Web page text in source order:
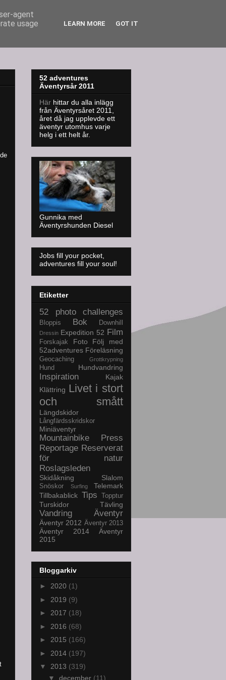
52 adventures
Äventyrsår 2011
Här hittar du alla inlägg
från Äventyrsåret 2011,
året då jag upplevde ett
äventyr utomhus varje
helg i ett helt år.
Gunnika med
Äventyrshunden Diesel
Jobs fill your pocket,
adventures fill your soul!
Etiketter
52 photo challenges
Bloppis Bok Downhill
Dressin Expedition 52 Film
Forskajak Foto
Följ med
52adventures Föreläsning
Geocaching Grottkrypning
Hund Hundvandring
Inspiration
Kajak
Klättring Livet i stort
och smått
Längdskidor
Långfärdsskridskor
Miniäventyr
Mountainbike
Press
Reportage Reserverat
för natur
Roslagsleden
Skidåkning Slalom
Snöskor Surfing
Telemark
Tillbakablick Tips Topptur
Turskidor Tävling
Vandring Äventyr
Äventyr 2012 Äventyr 2013
Äventyr 2014
Äventyr
2015
Bloggarkiv
► 2020 (1)
► 2019 (9)
► 2017 (18)
► 2016 (68)
► 2015 (166)
► 2014 (197)
▼ 2013 (319)
▼ december (11)
agent
usage
LEARN MORE GOT IT